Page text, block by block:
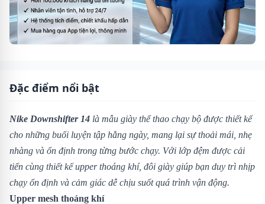
Đặc điểm nổi bật
Nike Downshifter 14 là mẫu giày thể thao chạy bộ được thiết kế
cho những buổi luyện tập hằng ngày, mang lại sự thoải mái, nhẹ
nhàng và ổn định trong từng bước chạy. Với lớp đệm được cải
tiến cùng thiết kế upper thoáng khí, đôi giày giúp bạn duy trì nhịp
chạy ổn định và cảm giác dễ chịu suốt quá trình vận động.
Upper mesh thoáng khí